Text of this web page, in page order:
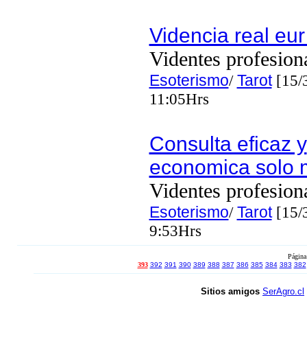
Videncia real
Videntes
Esoterismo/Tarot[15/
11:05Hrs
Consulta eficaz y
economica solo
Videntes
Esoterismo/Tarot[15/
9:53Hrs
393 392 391 390 389 388 387 386 385 384 383 382
Sitios amigos SerAgro.cl